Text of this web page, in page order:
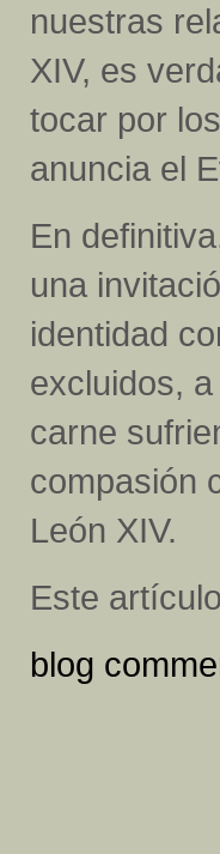
nuestras
XIV, es
tocar por
anuncia el
En
una
identidad
excluidos,
carne
compasión
León XIV.
Este
blog